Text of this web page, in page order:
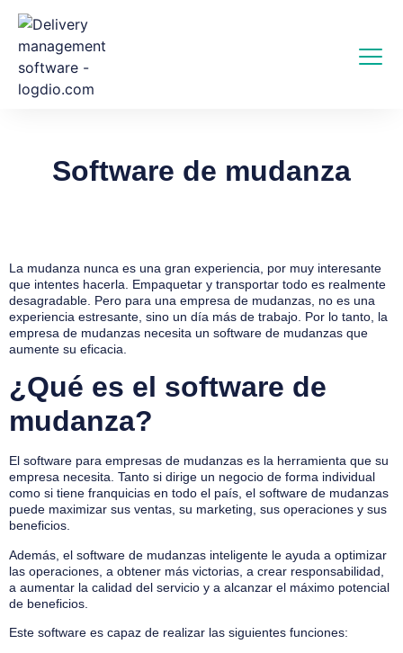
Software de mudanza
La mudanza nunca es una gran experiencia, por muy interesante
que intentes hacerla. Empaquetar y transportar todo es realmente
desagradable. Pero para una empresa de mudanzas, no es una
experiencia estresante, sino un día más de trabajo. Por lo tanto, la
empresa de mudanzas necesita un software de mudanzas que
aumente su eficacia.
¿Qué es el software de
mudanza?
El software para empresas de mudanzas es la herramienta que su
empresa necesita. Tanto si dirige un negocio de forma individual
como si tiene franquicias en todo el país, el software de mudanzas
puede maximizar sus ventas, su marketing, sus operaciones y sus
beneficios.
Además, el software de mudanzas inteligente le ayuda a optimizar
las operaciones, a obtener más victorias, a crear responsabilidad,
a aumentar la calidad del servicio y a alcanzar el máximo potencial
de beneficios.
Este software es capaz de realizar las siguientes funciones: